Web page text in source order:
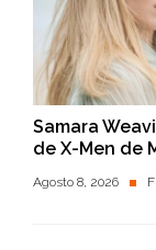
Samara
de X-Men de
Agosto 8, 2026